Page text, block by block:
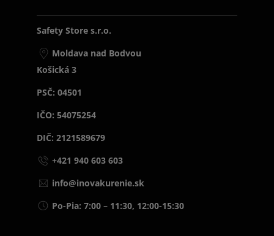
Safety Store s.r.o.
Moldava nad Bodvou
Košická 3
PSČ: 04501
IČO: 54075254
DIČ: 2121589679
+421 940 603 603
info@inovakurenie.sk
Po-Pia: 7:00 – 11:30, 12:00-15:30